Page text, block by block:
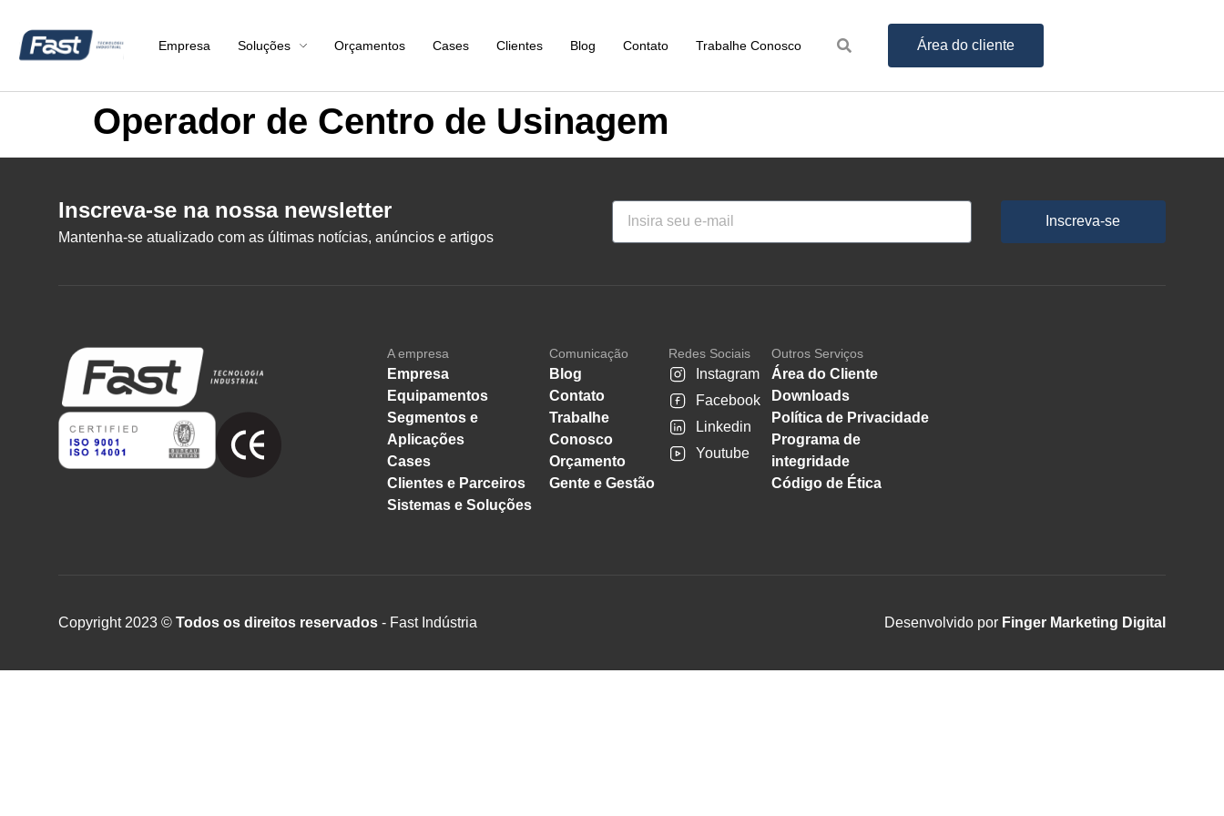
Empresa Soluções Orçamentos Cases Clientes Blog Contato Trabalhe Conosco Área do cliente
Operador de Centro de Usinagem
Inscreva-se na nossa newsletter
Mantenha-se atualizado com as últimas notícias, anúncios e artigos
Inscreva-se
A empresa
Empresa
Equipamentos
Segmentos e
Aplicações
Cases
Clientes e Parceiros
Sistemas e Soluções
Comunicação
Blog
Contato
Trabalhe
Conosco
Orçamento
Gente e Gestão
Redes Sociais
Instagram
Facebook
Linkedin
Youtube
Outros Serviços
Área do Cliente
Downloads
Política de Privacidade
Programa de
integridade
Código de Ética
Copyright 2023 © Todos os direitos reservados - Fast Indústria Desenvolvido por Finger Marketing Digital